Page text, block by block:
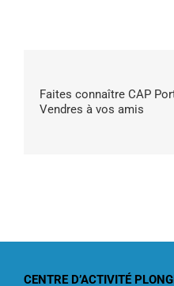
Faites connaître CAP
Vendres à vos amis
CENTRE D’ACTIVITÉ